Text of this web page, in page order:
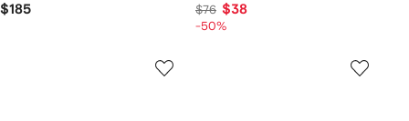
$185 $76 $38
-50%